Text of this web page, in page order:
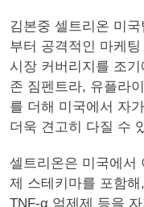
김본중 셀트리온 미
부터 공격적인 마케
시장 커버리지를 조기
존 짐펜트라, 유플라
를 더해 미국에서 자
더욱 견고히 다질 수
셀트리온은 미국에서
제 스테키마를 포함
TNF-α 억제제 등을